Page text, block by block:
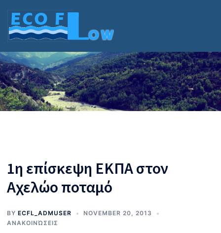
content
1η επίσκεψη ΕΚΠΑ στον
Αχελώο ποταμό
BY ECFL_ADMUSER
NOVEMBER 20, 2013
ΑΝΑΚΟΙΝΏΣΕΙΣ